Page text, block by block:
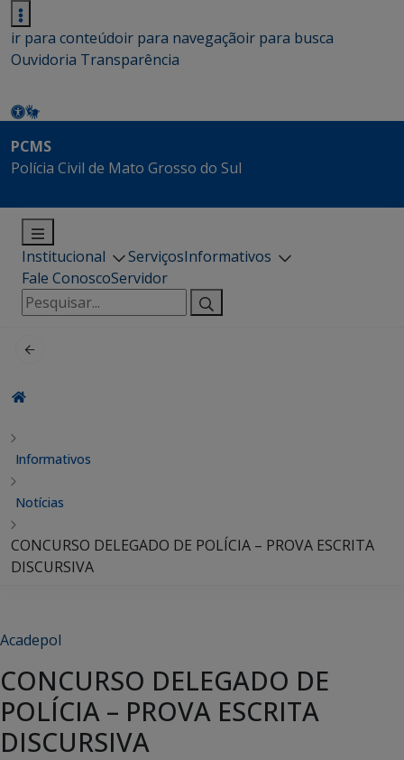
ir para conteúdoir para navegaçãoir para busca
Ouvidoria Transparência
PCMS
Polícia Civil de Mato Grosso do Sul
Institucional ServiçosInformativos
Fale ConoscoServidor
Pesquisar
por:
Informativos
Notícias
CONCURSO DELEGADO DE POLÍCIA – PROVA ESCRITA
DISCURSIVA
Acadepol
CONCURSO DELEGADO DE
POLÍCIA – PROVA ESCRITA
DISCURSIVA